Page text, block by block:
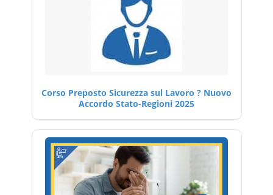
Corso Preposto Sicurezza sul Lavoro ? Nuovo
Accordo Stato-Regioni 2025